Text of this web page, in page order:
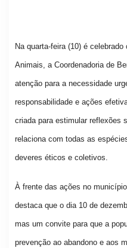
Na quarta-feira (10) é
Animais, a Coordenadoria de
atenção para a necessidade
responsabilidade e ações
criada para estimular reflexões
relaciona com todas as
deveres éticos e coletivos.
À frente das ações no
destaca que o dia 10 de
mas um convite para que a
prevenção ao abandono e aos